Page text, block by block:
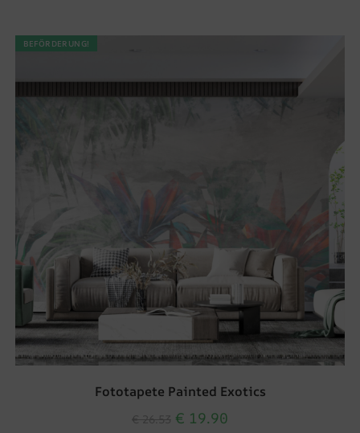
BEFÖRDERUNG!
Fototapete Painted Exotics
€ 19.90